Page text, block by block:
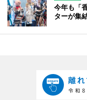
今年も「
ターが集